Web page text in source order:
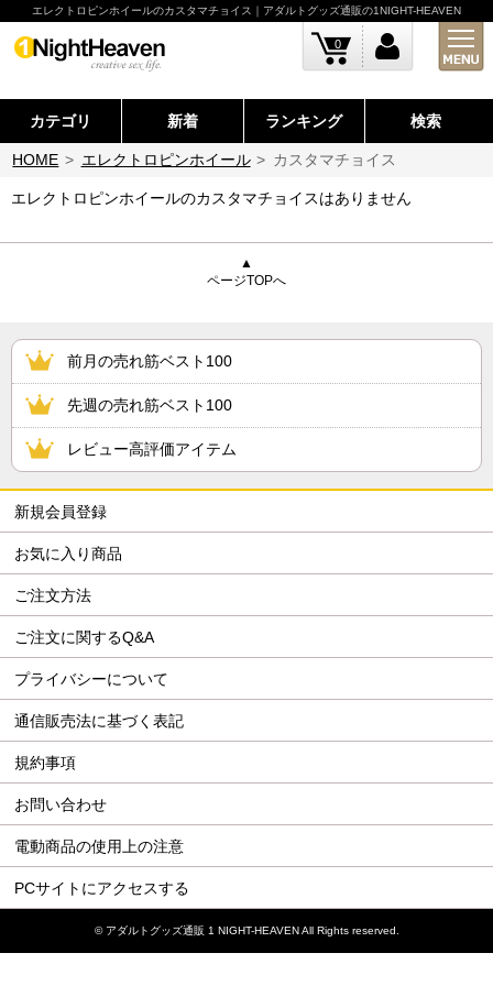
エレクトロピンホイールのカスタマチョイス｜アダルトグッズ通販の1NIGHT-HEAVEN
0
カテゴリ 新着 ランキング 検索
HOME > エレクトロピンホイール > カスタマチョイス
エレクトロピンホイールのカスタマチョイスはありません
▲
ページTOPへ
前月の売れ筋ベスト100
先週の売れ筋ベスト100
レビュー高評価アイテム
新規会員登録
お気に入り商品
ご注文方法
ご注文に関するQ&A
プライバシーについて
通信販売法に基づく表記
規約事項
お問い合わせ
電動商品の使用上の注意
PCサイトにアクセスする
© アダルトグッズ通販 1 NIGHT-HEAVENAll Rights reserved.